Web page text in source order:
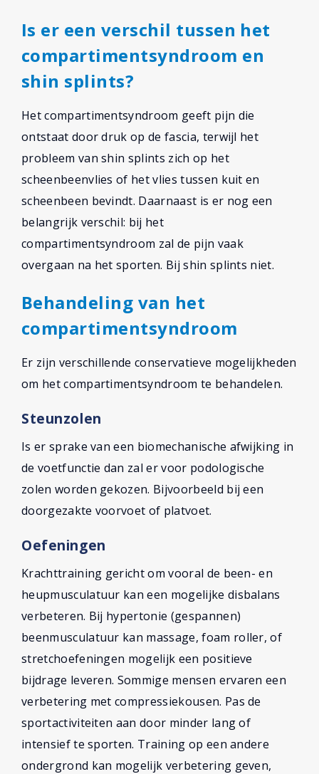
Is er een verschil tussen het
compartimentsyndroom en
shin splints?
Het compartimentsyndroom geeft pijn die
ontstaat door druk op de fascia, terwijl het
probleem van shin splints zich op het
scheenbeenvlies of het vlies tussen kuit en
scheenbeen bevindt. Daarnaast is er nog een
belangrijk verschil: bij het
compartimentsyndroom zal de pijn vaak
overgaan na het sporten. Bij shin splints niet.
Behandeling van het
compartimentsyndroom
Er zijn verschillende conservatieve mogelijkheden
om het compartimentsyndroom te behandelen.
Steunzolen
Is er sprake van een biomechanische afwijking in
de voetfunctie dan zal er voor podologische
zolen worden gekozen. Bijvoorbeeld bij een
doorgezakte voorvoet of platvoet.
Oefeningen
Krachttraining gericht om vooral de been- en
heupmusculatuur kan een mogelijke disbalans
verbeteren. Bij hypertonie (gespannen)
beenmusculatuur kan massage, foam roller, of
stretchoefeningen mogelijk een positieve
bijdrage leveren. Sommige mensen ervaren een
verbetering met compressiekousen. Pas de
sportactiviteiten aan door minder lang of
intensief te sporten. Training op een andere
ondergrond kan mogelijk verbetering geven,